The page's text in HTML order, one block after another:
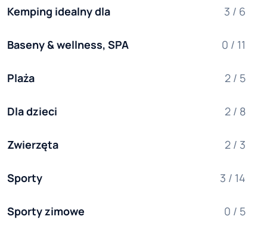
Kemping idealny dla 3 / 6
Baseny & wellness, SPA 0 / 11
Plaża 2 / 5
Dla dzieci 2 / 8
Zwierzęta 2 / 3
Sporty 3 / 14
Sporty zimowe 0 / 5